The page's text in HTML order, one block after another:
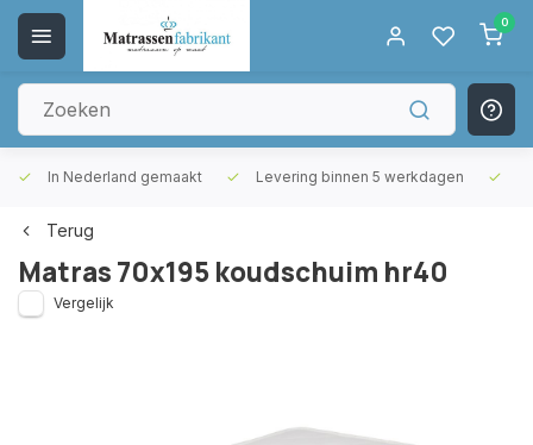
0
In Nederland gemaakt Levering binnen 5 werkdagen
Terug
Matras 70x195 koudschuim hr40
Vergelijk